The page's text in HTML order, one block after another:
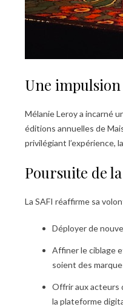
Une impulsion
Mélanie Leroy a incarné
éditions annuelles de
privilégiant l’expérience,
Poursuite de
La SAFI réaffirme sa
Déployer de
Affiner le ciblage
soient des
Offrir aux acteurs
la plateforme